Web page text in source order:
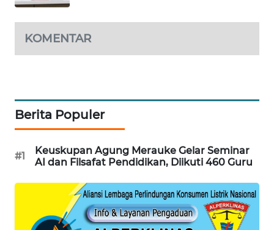
KOMENTAR
Berita Populer
#1
Keuskupan Agung Merauke Gelar Seminar
AI dan Filsafat Pendidikan, Diikuti 460 Guru
WAHANA
KONSUMEN
LISTRIK
MASYARAKAT
ID